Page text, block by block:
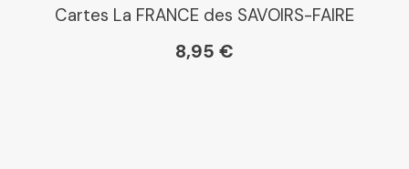
Cartes La FRANCE des SAVOIRS-FAIRE
8,95 €